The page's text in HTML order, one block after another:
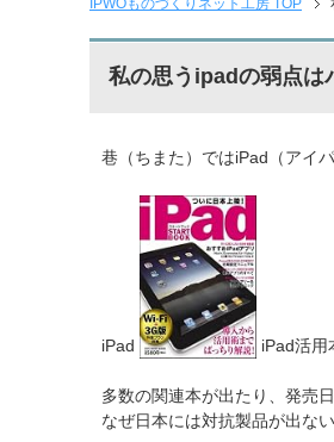
IPWOものづくりネット工房 TOP
私の思うipadの弱点は
巷（ちまた）ではiPad（アイ
iPad iPad活用
多数の関連本が出たり、発売
なぜ日本には対抗製品が出な